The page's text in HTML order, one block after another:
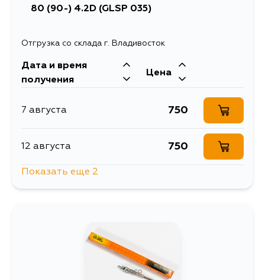
80 (90-) 4.2D (GLSP 035)
Отгрузка со склада г. Владивосток
Дата и время
получения
Цена
7 августа 750
12 августа 750
Показать еще 2